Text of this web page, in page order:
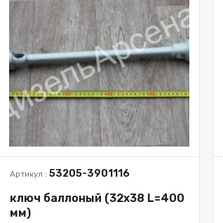
Артикул : 53205-3901116
ключ баллоный (32х38 L=400
мм)